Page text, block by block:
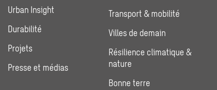
Urban Insight
Durabilité
Projets
Presse et médias
Transport & mobilité
Villes de demain
Résilience climatique &
nature
Bonne terre